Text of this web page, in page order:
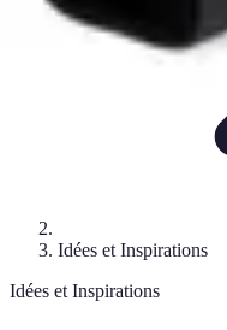
Idées et Inspirations
Idées et Inspirations